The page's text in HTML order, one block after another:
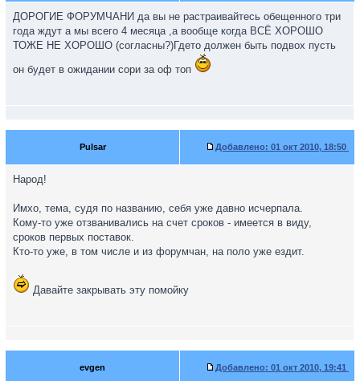
ДОРОГИЕ ФОРУМЧАНИ да вы не растраивайтесь обещенного три
года ждут а мы всего 4 месяца ,а вообще когда ВСЁ ХОРОШО
ТОЖЕ НЕ ХОРОШО (согласны?)Гдето должен быть подвох пусть
он будет в ожидании сори за оф топ
Pulsar Добавлено: 01 окт 2010, 18:50
Народ!
Имхо, тема, судя по названию, себя уже давно исчерпала.
Кому-то уже отзванивались на счет сроков - имеется в виду,
сроков первых поставок.
Кто-то уже, в том числе и из форумчан, на поло уже ездит.
Давайте закрывать эту помойку
evgen Добавлено: 01 окт 2010, 19:41